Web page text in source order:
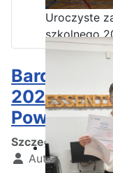
Uroczyste
szkolnego
Bardzo
2023 w
Powiatu
Szczegóły
Autor:
Kamil